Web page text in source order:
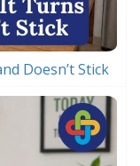
Doesn’t Stick